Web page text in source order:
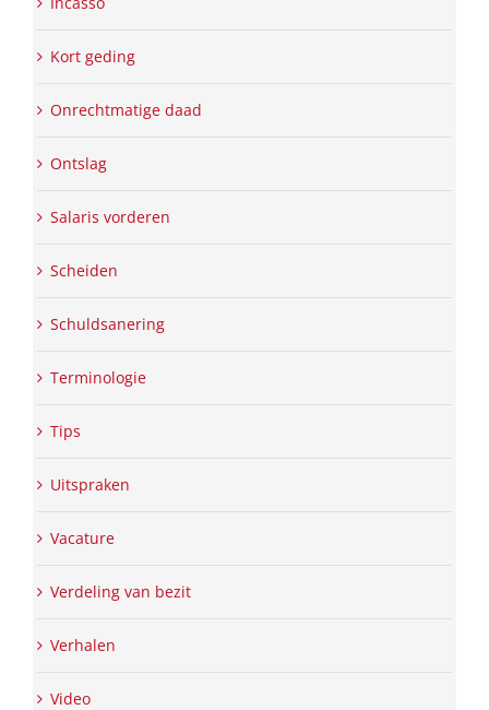
Kort geding
Onrechtmatige daad
Ontslag
Salaris vorderen
Scheiden
Schuldsanering
Terminologie
Tips
Uitspraken
Vacature
Verdeling van bezit
Verhalen
Video